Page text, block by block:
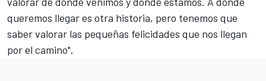
queremos llegar es otra historia, pero tenemos que
saber valorar las pequeñas felicidades que nos llegan
por el camino".